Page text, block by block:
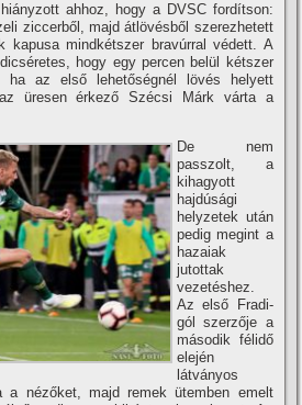
ahhoz, hogy a DVSC fordí­tson:
ziccerből, majd átlövésből szerezhetett
kapusa mindkétszer bravúrral védett. A
hogy egy percen belül kétszer
az első lehetőségnél lövés helyett
üresen érkező Szécsi Márk várta a
De nem
passzolt, a
kihagyott
hajdúsági
helyzetek után
pedig megint a
hazaiak
jutottak
vezetéshez.
Az első Fradi-
gól szerzője a
második félidő
elején
látványos
a nézőket, majd remek ütemben emelt